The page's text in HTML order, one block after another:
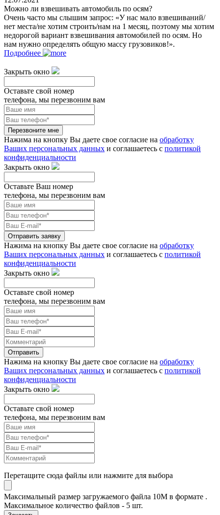
Можно ли взвешивать автомобиль по осям?
Очень часто мы слышим запрос: «У нас мало взвешиваний/
нет места/не хотим строить/нам на 1 месяц, поэтому мы хотим
недорогой вариант взвешивания автомобилей по осям. Но
нам нужно определять общую массу грузовиков!».
Подробнее
Закрыть окно
Оставьте свой номер
телефона, мы перезвоним вам
Перезвоните мне
Нажима на кнопку Вы даете свое согласие на обработку
Ваших персональных данных и соглашаетесь с политикой
конфиденциальности
Закрыть окно
Оставьте Ваш номер
телефона, мы перезвоним вам
Отправить заявку
Нажима на кнопку Вы даете свое согласие на обработку
Ваших персональных данных и соглашаетесь с политикой
конфиденциальности
Закрыть окно
Оставьте свой номер
телефона, мы перезвоним вам
Отправить
Нажима на кнопку Вы даете свое согласие на обработку
Ваших персональных данных и соглашаетесь с политикой
конфиденциальности
Закрыть окно
Оставьте свой номер
телефона, мы перезвоним вам
Перетащите сюда файлы или нажмите для выбора
Максимальный размер загружаемого файла 10M в формате .
Максимальное количество файлов - 5 шт.